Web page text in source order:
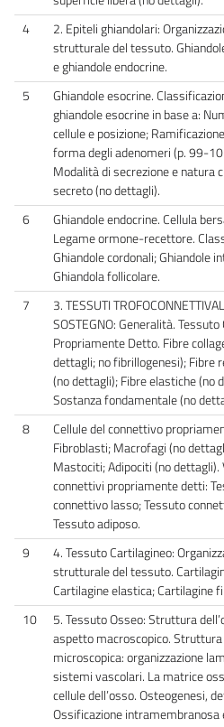
4
2. Epiteli ghiandolari:
strutturale del tessuto.
e ghiandole endocrine.
5
Ghiandole esocrine.
ghiandole esocrine in base a:
cellule e posizione;
forma degli adenomeri (p. 99-
Modalità di secrezione e natura
secreto (no dettagli).
6
Ghiandole endocrine. Cellula
Legame ormone-recettore.
Ghiandole cordonali; Ghiandole
Ghiandola follicolare.
7
3. TESSUTI
SOSTEGNO: Generalità.
Propriamente Detto. Fibre
dettagli; no fibrillogenesi); Fibre
(no dettagli); Fibre elastiche (no
Sostanza fondamentale (no
8
Cellule del connettivo
Fibroblasti; Macrofagi (no
Mastociti; Adipociti (no dettagli).
connettivi propriamente detti:
connettivo lasso; Tessuto
Tessuto adiposo.
9
4. Tessuto Cartilagineo:
strutturale del tessuto.
Cartilagine elastica; Cartilagine
10
5. Tessuto Osseo: Struttura
aspetto macroscopico. Struttura
microscopica: organizzazione
sistemi vascolari. La matrice
cellule dell’osso. Osteogenesi,
Ossificazione intramembranosa